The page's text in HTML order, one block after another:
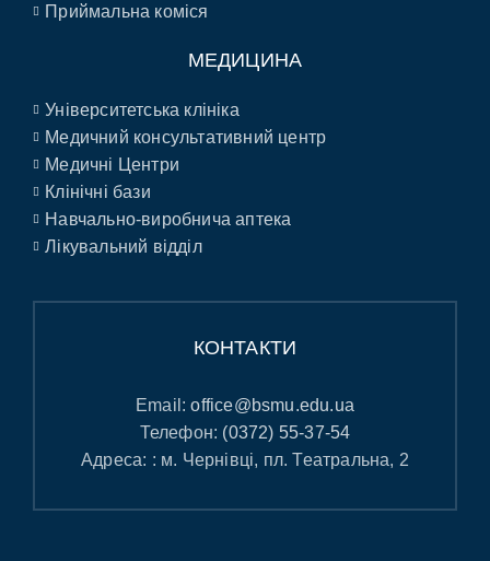
Приймальна коміся
МЕДИЦИНА
Університетська клініка
Медичний консультативний центр
Медичні Центри
Клінічні бази
Навчально-виробнича аптека
Лікувальний відділ
КОНТАКТИ
Email:office@bsmu.edu.ua
Телефон: (0372) 55-37-54
Адреса: : м. Чернівці, пл. Театральна, 2